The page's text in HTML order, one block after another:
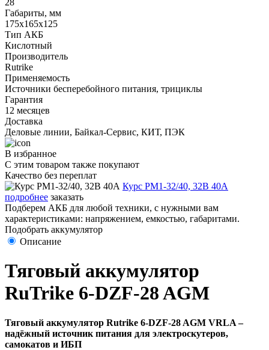
28
Габариты, мм
175х165х125
Тип АКБ
Кислотный
Производитель
Rutrike
Применяемость
Источники бесперебойного питания, трициклы
Гарантия
12 месяцев
Доставка
Деловые линии, Байкал-Сервис, КИТ, ПЭК
В избранное
С этим товаром также покупают
Качество без переплат
Курс PM1-32/40, 32В 40А
подробнее заказать
Подберем АКБ для любой техники, с нужными вам
характеристиками: напряжением, емкостью, габаритами.
Подобрать аккумулятор
Описание
Тяговый аккумулятор
RuTrike 6-DZF-28 AGM
Тяговый аккумулятор Rutrike 6-DZF-28 AGM VRLA –
надёжный источник питания для электроскутеров,
самокатов и ИБП